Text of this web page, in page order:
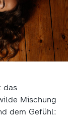
das
Mischung
dem Gefühl: